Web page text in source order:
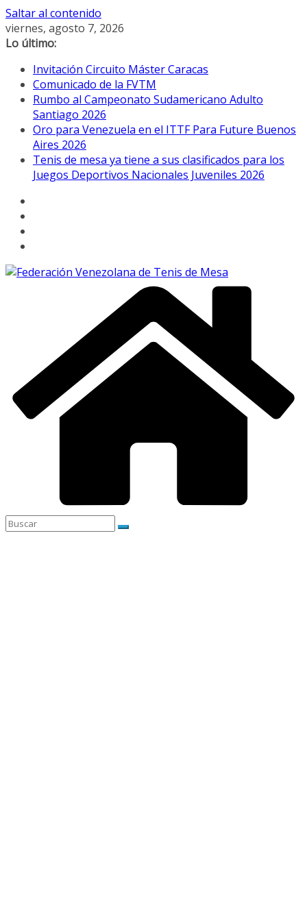
Saltar al contenido
viernes, agosto 7, 2026
Lo último:
Invitación Circuito Máster Caracas
Comunicado de la FVTM
Rumbo al Campeonato Sudamericano Adulto
Santiago 2026
Oro para Venezuela en el ITTF Para Future Buenos
Aires 2026
Tenis de mesa ya tiene a sus clasificados para los
Juegos Deportivos Nacionales Juveniles 2026